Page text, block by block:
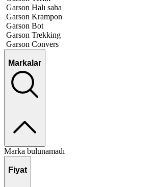
Garson Halı saha
Garson Krampon
Garson Bot
Garson Trekking
Garson Convers
Markalar
Marka bulunamadı
Fiyat